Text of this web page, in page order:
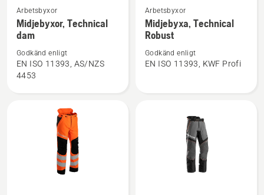
Se
mer
information
om
Midjebyxor,
Technical
Arbetsbyxor
Midjebyxor, Technical
dam
Godkänd enligt
EN ISO 11393, AS/NZS
4453
Se
mer
information
om
Midjebyxa,
Arbetsbyxor
Midjebyxa, Technical
Robust
Godkänd enligt
EN ISO 11393, KWF Profi